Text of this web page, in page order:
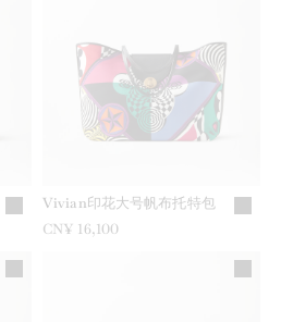
Vivian印花大号帆布托特包
CN¥ 16,100